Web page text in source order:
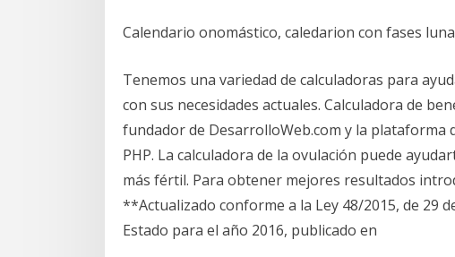
Calendario onomástico, caledarion con fases
Tenemos una variedad de calculadoras para
con sus necesidades actuales. Calculadora de
fundador de DesarrolloWeb.com y la plataforma
PHP. La calculadora de la ovulación puede
más fértil. Para obtener mejores resultados
**Actualizado conforme a la Ley 48/2015, de 29
Estado para el año 2016, publicado en